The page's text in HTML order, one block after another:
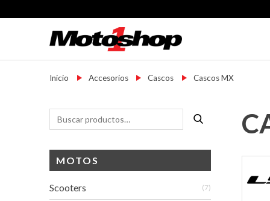
to
Motoshop Ezeiza
Motos y Accesorios
Inicio → Accesorios→ Cascos → Cascos MX
Buscar
por:
Buscar
MOTOS
Scooters (7)